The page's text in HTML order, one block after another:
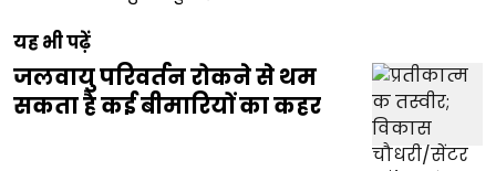
यह भी पढ़ें
जलवायु परिवर्तन रोकने से थम
सकता है कई बीमारियों का कहर